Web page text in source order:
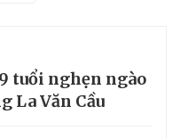
tuổi nghẹn ngào
La Văn Cầu